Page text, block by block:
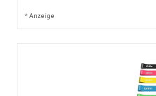
* Anzeige